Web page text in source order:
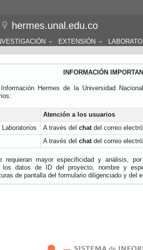
hermes.unal.edu.co
EXTENSIÓN
INFORMACIÓN
Hermes de la Universidad
Atención a los usuarios
A través del chatdel correo
A través del chatdel correo
requieran mayor especificidad y análisis,
los datos de ID del proyecto, nombre y
de pantalla del formulario diligenciado y del